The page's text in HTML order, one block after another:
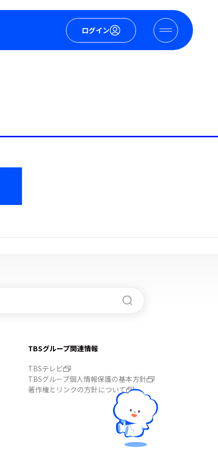
ログイン
TBSグループ関連情報
TBSテレビ
TBSグループ個人情報保護の基本方針
著作権とリンクの方針について